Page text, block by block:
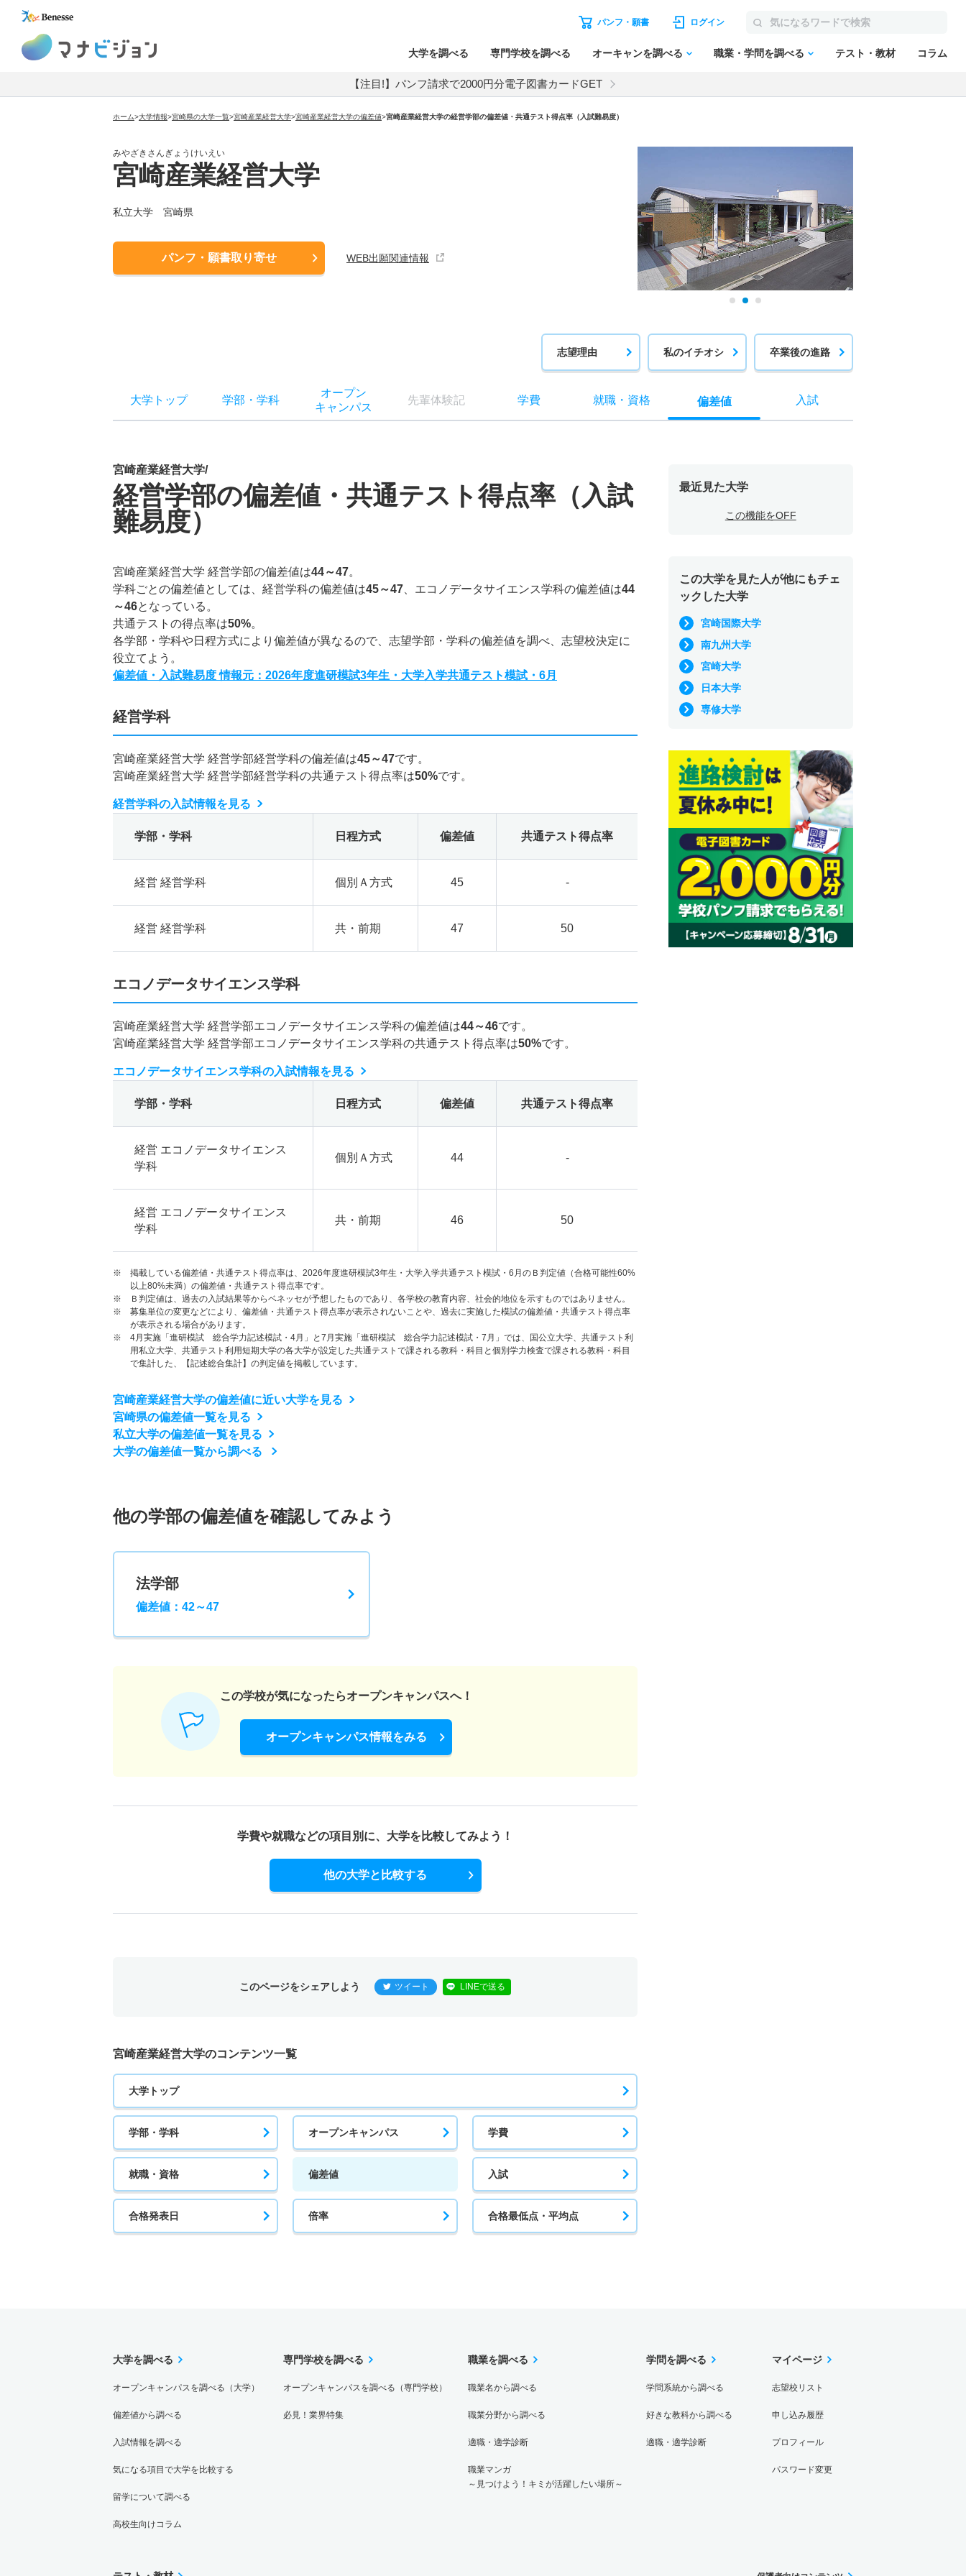
パンフ・願書 ログイン
大学を調べる 専門学校を調べる オーキャンを調べる 職業・学問を調べる テスト・教材 コラム
【注目!】パンフ請求で2000円分電子図書カードGET
ホーム>大学情報>宮崎県の大学一覧>宮崎産業経営大学>宮崎産業経営大学の偏差値>宮崎産業経営大学の経営学部の偏差値・共通テスト得点率（入試難易度）
みやざきさんぎょうけいえい
宮崎産業経営大学
私立大学 宮崎県
パンフ・願書取り寄せ WEB出願関連情報
志望理由 私のイチオシ 卒業後の進路
大学トップ 学部 ・ 学科
オープン
キャンパス
先輩体験記 学費 就職・ 資格 偏差値 入試
宮崎産業経営大学/
経営学部の偏差値・共通テスト得点率（入試
難易度）
宮崎産業経営大学 経営学部の偏差値は44～47。
学科ごとの偏差値としては、経営学科の偏差値は45～47 、エコノデータサイエンス学科の偏差値は44
～46となっている。
共通テストの得点率は50%。
各学部・学科や日程方式により偏差値が異なるので、志望学部・学科の偏差値を調べ、志望校決定に
役立てよう。
偏差値・入試難易度 情報元：2026年度進研模試3年生・大学入学共通テスト模試・6月
経営学科
宮崎産業経営大学 経営学部経営学科の偏差値は45～47です。
宮崎産業経営大学 経営学部経営学科の共通テスト得点率は50%です。
経営学科の入試情報を見る
学部・学科 日程方式 偏差値 共通テスト得点率
経営 経営学科 個別Ａ方式 45 -
経営 経営学科 共・前期 47 50
エコノデータサイエンス学科
宮崎産業経営大学 経営学部エコノデータサイエンス学科の偏差値は44～46です。
宮崎産業経営大学 経営学部エコノデータサイエンス学科の共通テスト得点率は50%です。
エコノデータサイエンス学科の入試情報を見る
学部・学科 日程方式 偏差値 共通テスト得点率
経営 エコノデータサイエンス
学科
個別Ａ方式 44 -
経営 エコノデータサイエンス
学科
共・前期 46 50
※ 掲載している偏差値・共通テスト得点率は、2026年度進研模試3年生・大学入学共通テスト模試・6月のＢ判定値（合格可能性60%
以上80%未満）の偏差値・共通テスト得点率です。
※ Ｂ判定値は、過去の入試結果等からベネッセが予想したものであり、各学校の教育内容、社会的地位を示すものではありません。
※ 募集単位の変更などにより、偏差値・共通テスト得点率が表示されないことや、過去に実施した模試の偏差値・共通テスト得点率
が表示される場合があります。
※ 4月実施「進研模試 総合学力記述模試・4月」と7月実施「進研模試 総合学力記述模試・7月」では、国公立大学、共通テスト利
用私立大学、共通テスト利用短期大学の各大学が設定した共通テストで課される教科・科目と個別学力検査で課される教科・科目
で集計した、【記述総合集計】の判定値を掲載しています。
宮崎産業経営大学の偏差値に近い大学を見る
宮崎県の偏差値一覧を見る
私立大学の偏差値一覧を見る
大学の偏差値一覧から調べる
他の学部の偏差値を確認してみよう
法学部
偏差値：42～47
この学校が気になったらオープンキャンパスへ！
オープンキャンパス情報をみる
学費や就職などの項目別に、 大学を比較してみよう！
他の大学と比較する
このページをシェアしよう ツイート LINEで送る
宮崎産業経営大学のコンテンツ一覧
大学トップ
学部・学科 オープンキャンパス 学費
就職・資格 偏差値 入試
合格発表日 倍率 合格最低点・平均点
最近見た大学
この機能をOFF
この大学を見た人が他にもチェ
ックした大学
宮崎国際大学
南九州大学
宮崎大学
日本大学
専修大学
大学を調べる
オープンキャンパスを調べる（大学）
偏差値から調べる
入試情報を調べる
気になる項目で大学を比較する
留学について調べる
高校生向けコラム
専門学校を調べる
オープンキャンパスを調べる（専門学校）
必見！業界特集
職業を調べる
職業名から調べる
職業分野から調べる
適職・適学診断
職業マンガ
～見つけよう！キミが活躍したい場所～
学問を調べる
学問系統から調べる
好きな教科から調べる
適職・適学診断
マイページ
志望校リスト
申し込み履歴
プロフィール
パスワード変更